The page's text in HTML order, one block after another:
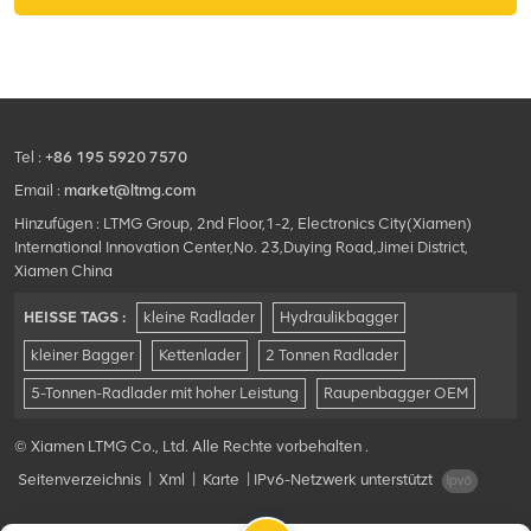
Tel : +86 195 5920 7570
Email : market@ltmg.com
Hinzufügen : LTMG Group, 2nd Floor,1-2, Electronics City(Xiamen)
International Innovation Center,No. 23,Duying Road,Jimei District,
Xiamen China
HEISSE TAGS : kleine Radlader Hydraulikbagger
kleiner Bagger Kettenlader 2 Tonnen Radlader
5-Tonnen-Radlader mit hoher Leistung Raupenbagger OEM
© Xiamen LTMG Co., Ltd. Alle Rechte vorbehalten .
Seitenverzeichnis
Xml Karte IPv6-Netzwerk unterstützt